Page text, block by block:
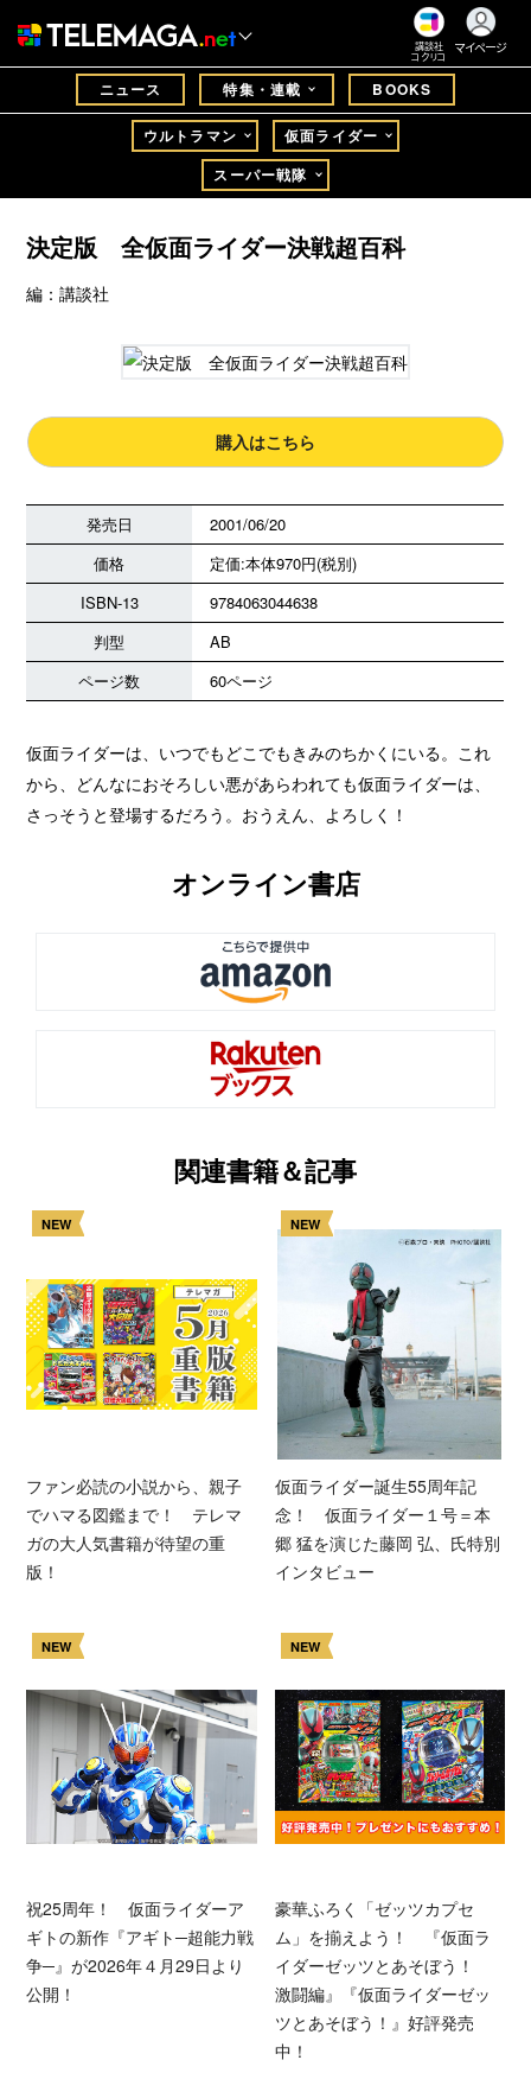
講談社
コクリコ
マイページ
ニュース 特集・連載 BOOKS
ウルトラマン
仮面ライダー
スーパー戦隊
決定版 全仮面ライダー決戦超百科
編：講談社
購入はこちら
発売日
2001/06/20
価格
定価:本体970円(税別)
ISBN-13
9784063044638
判型
AB
ページ数
60ページ
仮面ライダーは、いつでもどこでもきみのちかくにいる。これ
から、どんなにおそろしい悪があらわれても仮面ライダーは、
さっそうと登場するだろう。おうえん、よろしく！
オンライン書店
関連書籍＆記事
NEW
ファン必読の小説から、親子
でハマる図鑑まで！ テレマ
ガの大人気書籍が待望の重
版！
NEW
仮面ライダー誕生55周年記
念！ 仮面ライダー１号＝本
郷 猛を演じた藤岡 弘、氏特別
インタビュー
NEW
祝25周年！ 仮面ライダーア
ギトの新作『アギト─超能力戦
争─』が2026年４月29日より
公開！
NEW
豪華ふろく「ゼッツカプセ
ム」を揃えよう！ 『仮面ラ
イダーゼッツとあそぼう！
激闘編』『仮面ライダーゼッ
ツとあそぼう！』好評発売
中！